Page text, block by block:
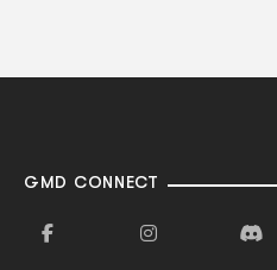
GMD CONNECT